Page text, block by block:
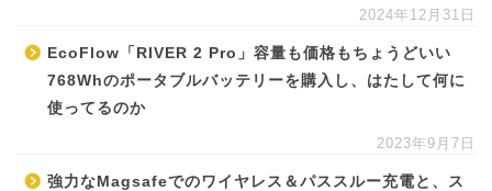
2024年12月31日
EcoFlow「RIVER 2 Pro」容量も価格もちょうどいい
768Whのポータブルバッテリーを購入し、はたして何に
使ってるのか
2023年9月7日
強力なMagsafeでのワイヤレス＆パススルー充電と、ス